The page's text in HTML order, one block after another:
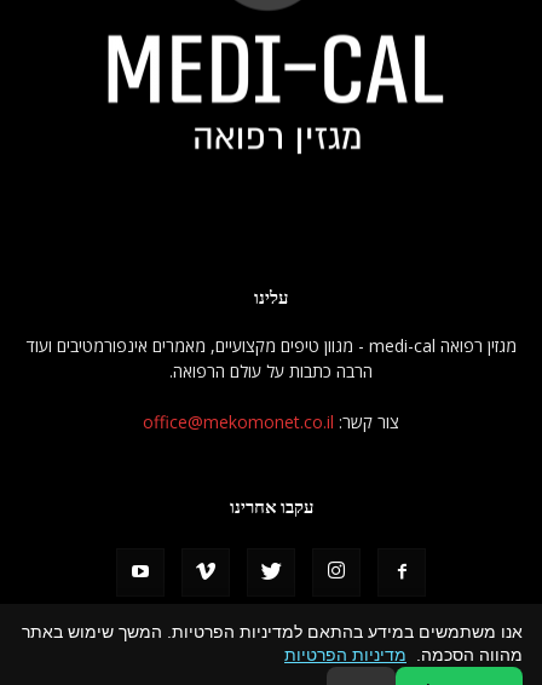
עלינו
מגזין רפואה medi-cal - מגוון טיפים מקצועיים, מאמרים אינפורמטיבים ועוד
הרבה כתבות על עולם הרפואה.
צור קשר: office@mekomonet.co.il
עקבו אחרינו
פרסמו אצלנו מחפשים כותבים
אנו משתמשים במידע בהתאם למדיניות הפרטיות. המשך שימוש באתר
מהווה הסכמה. מדיניות הפרטיות